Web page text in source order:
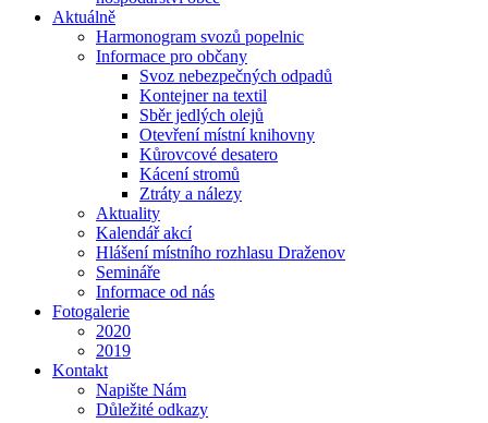
Aktuálně
Harmonogram svozů popelnic
Informace pro občany
Svoz nebezpečných odpadů
Kontejner na textil
Sběr jedlých olejů
Otevření místní knihovny
Kůrovcové desatero
Kácení stromů
Ztráty a nálezy
Aktuality
Kalendář akcí
Hlášení místního rozhlasu Draženov
Semináře
Informace od nás
Fotogalerie
2020
2019
Kontakt
Napište Nám
Důležité odkazy